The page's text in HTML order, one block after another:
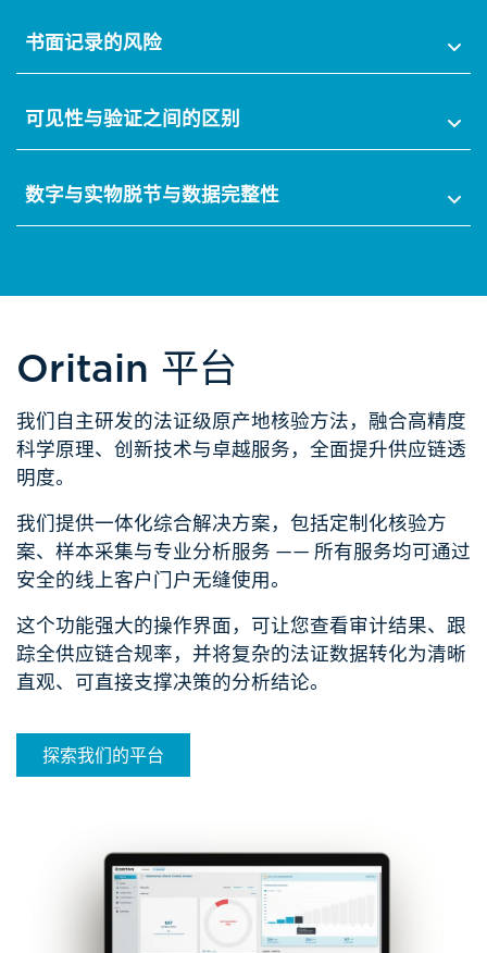
书面记录的风险​
可见性与验证之间的区别
数字与实物​脱节与数据完整性
Oritain 平台
我们自主研发的法证级原产地核验方法，融合高精度
科学原理、创新技术与卓越服务，全面提升供应链透
明度。​​
我们提供一体化综合解决方案，包括定制化核验方
案、样本采集与专业分析服务 —— 所有服务均可通过
安全的线上客户门户无缝使用。
这个功能强大的操作界面，可让您查看审计结果、跟
踪全供应链合规率，并将复杂的法证数据转化为清晰
直观、可直接支撑决策的分析结论。
探索我们的平台